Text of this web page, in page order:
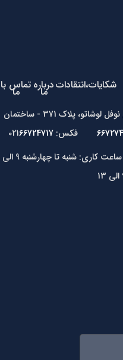
شکایات،انتقاداتدرباره
ما تماس با
ما
آدرس: تهران، خیابان حافظ، بعد از تقاطع نوفل لوشاتو، پلاک 371 - ساختمان
فکس: 021 66724717
پست الکترونیک: Info @ Ertebat.Co ساعت کاری: شنبه تا چهارشنبه 9 الی